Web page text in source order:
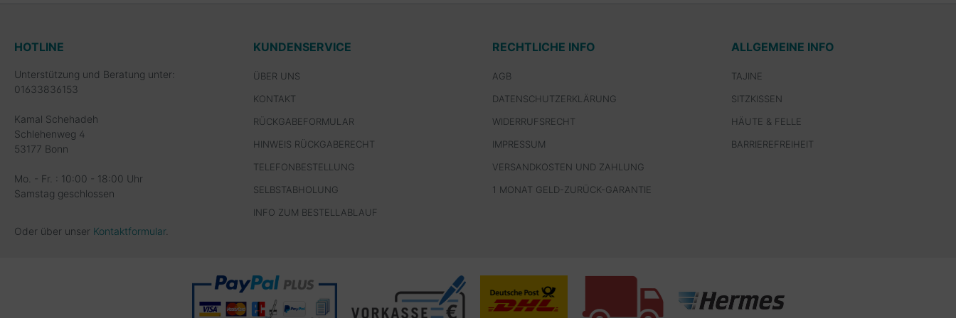
HOTLINE
Unterstützung und Beratung unter:
01633836153
Kamal Schehadeh
Schlehenweg 4
53177 Bonn
Mo. - Fr. : 10:00 - 18:00 Uhr
Samstag geschlossen
Oder über unser Kontaktformular.
KUNDENSERVICE
ÜBER UNS
KONTAKT
RÜCKGABEFORMULAR
HINWEIS RÜCKGABERECHT
TELEFONBESTELLUNG
SELBSTABHOLUNG
INFO ZUM BESTELLABLAUF
RECHTLICHE INFO
AGB
DATENSCHUTZERKLÄRUNG
WIDERRUFSRECHT
IMPRESSUM
VERSANDKOSTEN UND ZAHLUNG
1 MONAT GELD-ZURÜCK-GARANTIE
ALLGEMEINE INFO
TAJINE
SITZKISSEN
HÄUTE & FELLE
BARRIEREFREIHEIT